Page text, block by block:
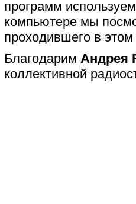
программ
компьютере мы
проходившего в
Благодарим Андрея
коллективной